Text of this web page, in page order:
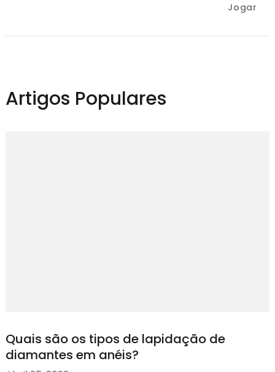
Jogar
Artigos Populares
Quais são os tipos de lapidação de
diamantes em anéis?